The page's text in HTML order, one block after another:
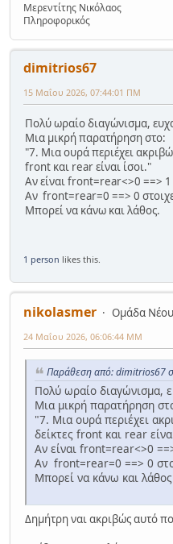
Μερεντίτης Νικόλαος
Πληροφορικός
dimitrios67
15 Μαΐου 2026, 07:44:01 ΠΜ
Πολύ ωραίο διαγώνισμα,
Μια μικρή παρατήρηση στο:
"7. Μια ουρά περιέχει
front και rear είναι ίσοι."
Αν είναι front=rear<>0 ==> 1
Αν front=rear=0 ==> 0
Μπορεί να κάνω και λάθος.
1 person likes this.
nikolasmer
Ομάδα
24 Μαΐου 2026, 06:06:44 ΜΜ
Παράθεση από: dimitrios67
Πολύ ωραίο διαγώνισμα,
Μια μικρή παρατήρηση
"7. Μια ουρά περιέχει
δείκτες front και rear
Αν είναι front=rear<>0
Αν front=rear=0 ==> 0
Μπορεί να κάνω και
Δημήτρη ναι ακριβώς αυτό